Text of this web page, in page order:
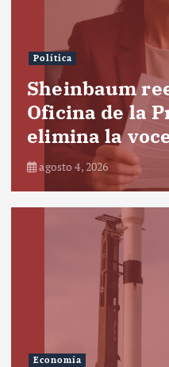
Política
Sheinbaum
Oficina de la
elimina la
agosto 4, 2026
Economía